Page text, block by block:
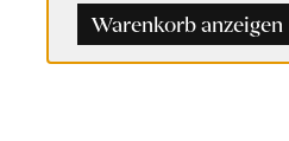
Warenkorb anzeigen